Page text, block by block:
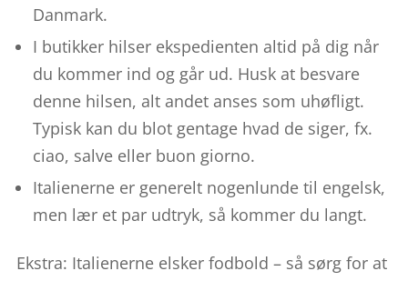
Danmark.
I butikker hilser ekspedienten altid på dig når
du kommer ind og går ud. Husk at besvare
denne hilsen, alt andet anses som uhøfligt.
Typisk kan du blot gentage hvad de siger, fx.
ciao, salve eller buon giorno.
Italienerne er generelt nogenlunde til engelsk,
men lær et par udtryk, så kommer du langt.
Ekstra: Italienerne elsker fodbold – så sørg for at